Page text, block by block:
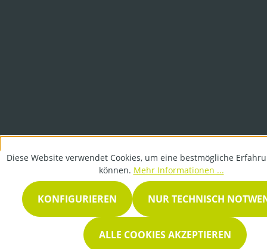
Diese Website verwendet Cookies, um eine bestmögliche
können. Mehr Informationen ...
NUR TECHNISCH
KONFIGURIEREN
ALLE COOKIES AKZEPTIEREN